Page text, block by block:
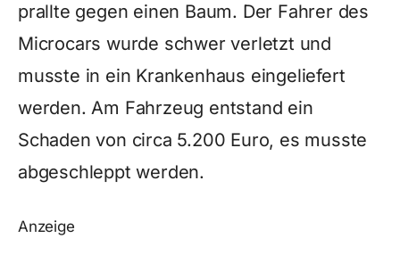
prallte gegen einen Baum. Der Fahrer des
Microcars wurde schwer verletzt und
musste in ein Krankenhaus eingeliefert
werden. Am Fahrzeug entstand ein
Schaden von circa 5.200 Euro, es musste
abgeschleppt werden.
Anzeige